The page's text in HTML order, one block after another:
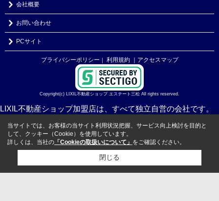
会社概要
お問い合わせ
PCサイト
プライバシーポリシー ｜ 利用規約 ｜アクセスマップ
Copyright(c) LIXIL不動産ショップ エステート三松 All rights reserved.
LIXIL不動産ショップ加盟店は、すべて独立自営の会社です。
当サイトでは、お客様の当サイト利用状況把握、サービス向上検討を目的と
して、クッキー（Cookie）を使用しています。
詳しくは、当社の 「Cookieの取扱いについて」 をご確認ください。
閉じる